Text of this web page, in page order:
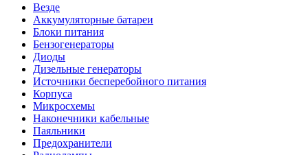
Везде
Аккумуляторные батареи
Блоки питания
Бензогенераторы
Диоды
Дизельные генераторы
Источники бесперебойного питания
Корпуса
Микросхемы
Наконечники кабельные
Паяльники
Предохранители